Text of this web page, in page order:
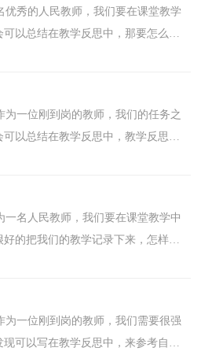
秀的人民教师，我们要在课堂教学
以总结在教学反思中，那要怎么写
家收集的信息技术教学反...
一位刚到岗的教师，我们的任务之
以总结在教学反思中，教学反思应
整理的《倒数的认识》教...
名人民教师，我们要在课堂教学中
的把我们的教学记录下来，怎样写
下面是小编整理的小学数...
一位刚到岗的教师，我们需要很强
可以写在教学反思中，来参考自己